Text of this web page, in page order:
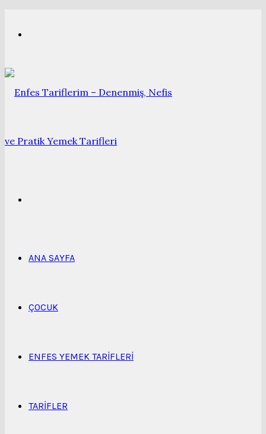
ANA SAYFA
ÇOCUK
ENFES YEMEK TARIFLERI
TARIFLER